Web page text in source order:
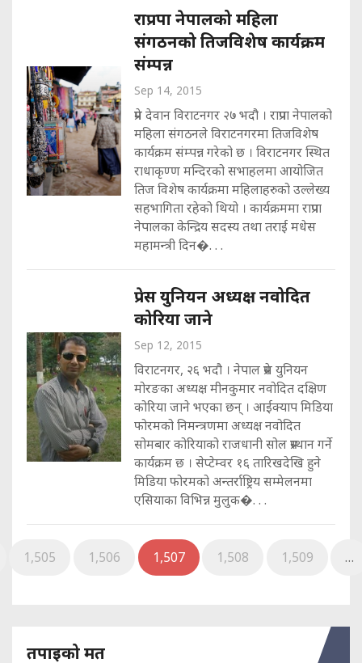
राप्रपा नेपालको महिला
संगठनको तिजविशेष कार्यक्रम
संम्पन्न
Sep 14, 2015
प्रेम देवान विराटनगर २७ भदौ । राप्रपा नेपालको
महिला संगठनले विराटनगरमा तिजविशेष
कार्यक्रम संम्पन्न गरेको छ । विराटनगर स्थित
राधाकृण्ण मन्दिरको सभाहलमा आयोजित
तिज विशेष कार्यक्रमा महिलाहरुको उल्लेख्य
सहभागिता रहेको थियो । कार्यक्रममा राप्रपा
नेपालका केन्द्रिय सदस्य तथा तराई मधेस
महामन्त्री दिन�. . .
प्रेस युनियन अध्यक्ष नवोदित
कोरिया जाने
Sep 12, 2015
विराटनगर, २६ भदौ । नेपाल प्रेस युनियन
मोरङका अध्यक्ष मीनकुमार नवोदित दक्षिण
कोरिया जाने भएका छन् । आईक्याप मिडिया
फोरमको निमन्त्रणमा अध्यक्ष नवोदित
सोमबार कोरियाको राजधानी सोल प्रस्थान गर्ने
कार्यक्रम छ । सेप्टेम्वर १६ तारिखदेखि हुने
मिडिया फोरमको अन्तर्राष्ट्रिय सम्मेलनमा
एसियाका विभिन्न मुलुक�. . .
1,505 1,506 1,507 1,508 1,509 …
तपाइको मत